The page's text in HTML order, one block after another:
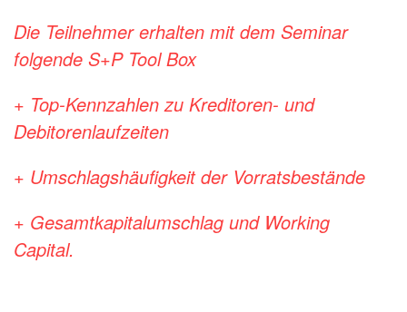
Die Teilnehmer erhalten mit dem Seminar
folgende S+P Tool Box
+ Top-Kennzahlen zu Kreditoren- und
Debitorenlaufzeiten
+ Umschlagshäufigkeit der Vorratsbestände
+ Gesamtkapitalumschlag und Working
Capital.